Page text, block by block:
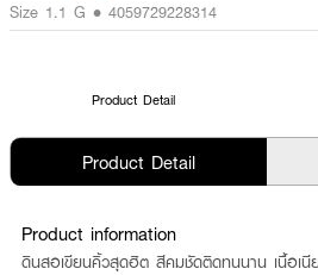
Size 1.1 G • 4059729228314
Product Detail
Product Detail
Product information
ดินสอเขียนคิ้วสุดฮิต สีคมชัดติดทนนาน เนื้อเนี